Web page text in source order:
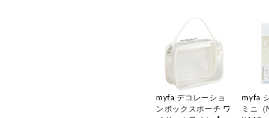
myfa デコレーショ
ンボックスポーチ ワ
myfa
ミニ